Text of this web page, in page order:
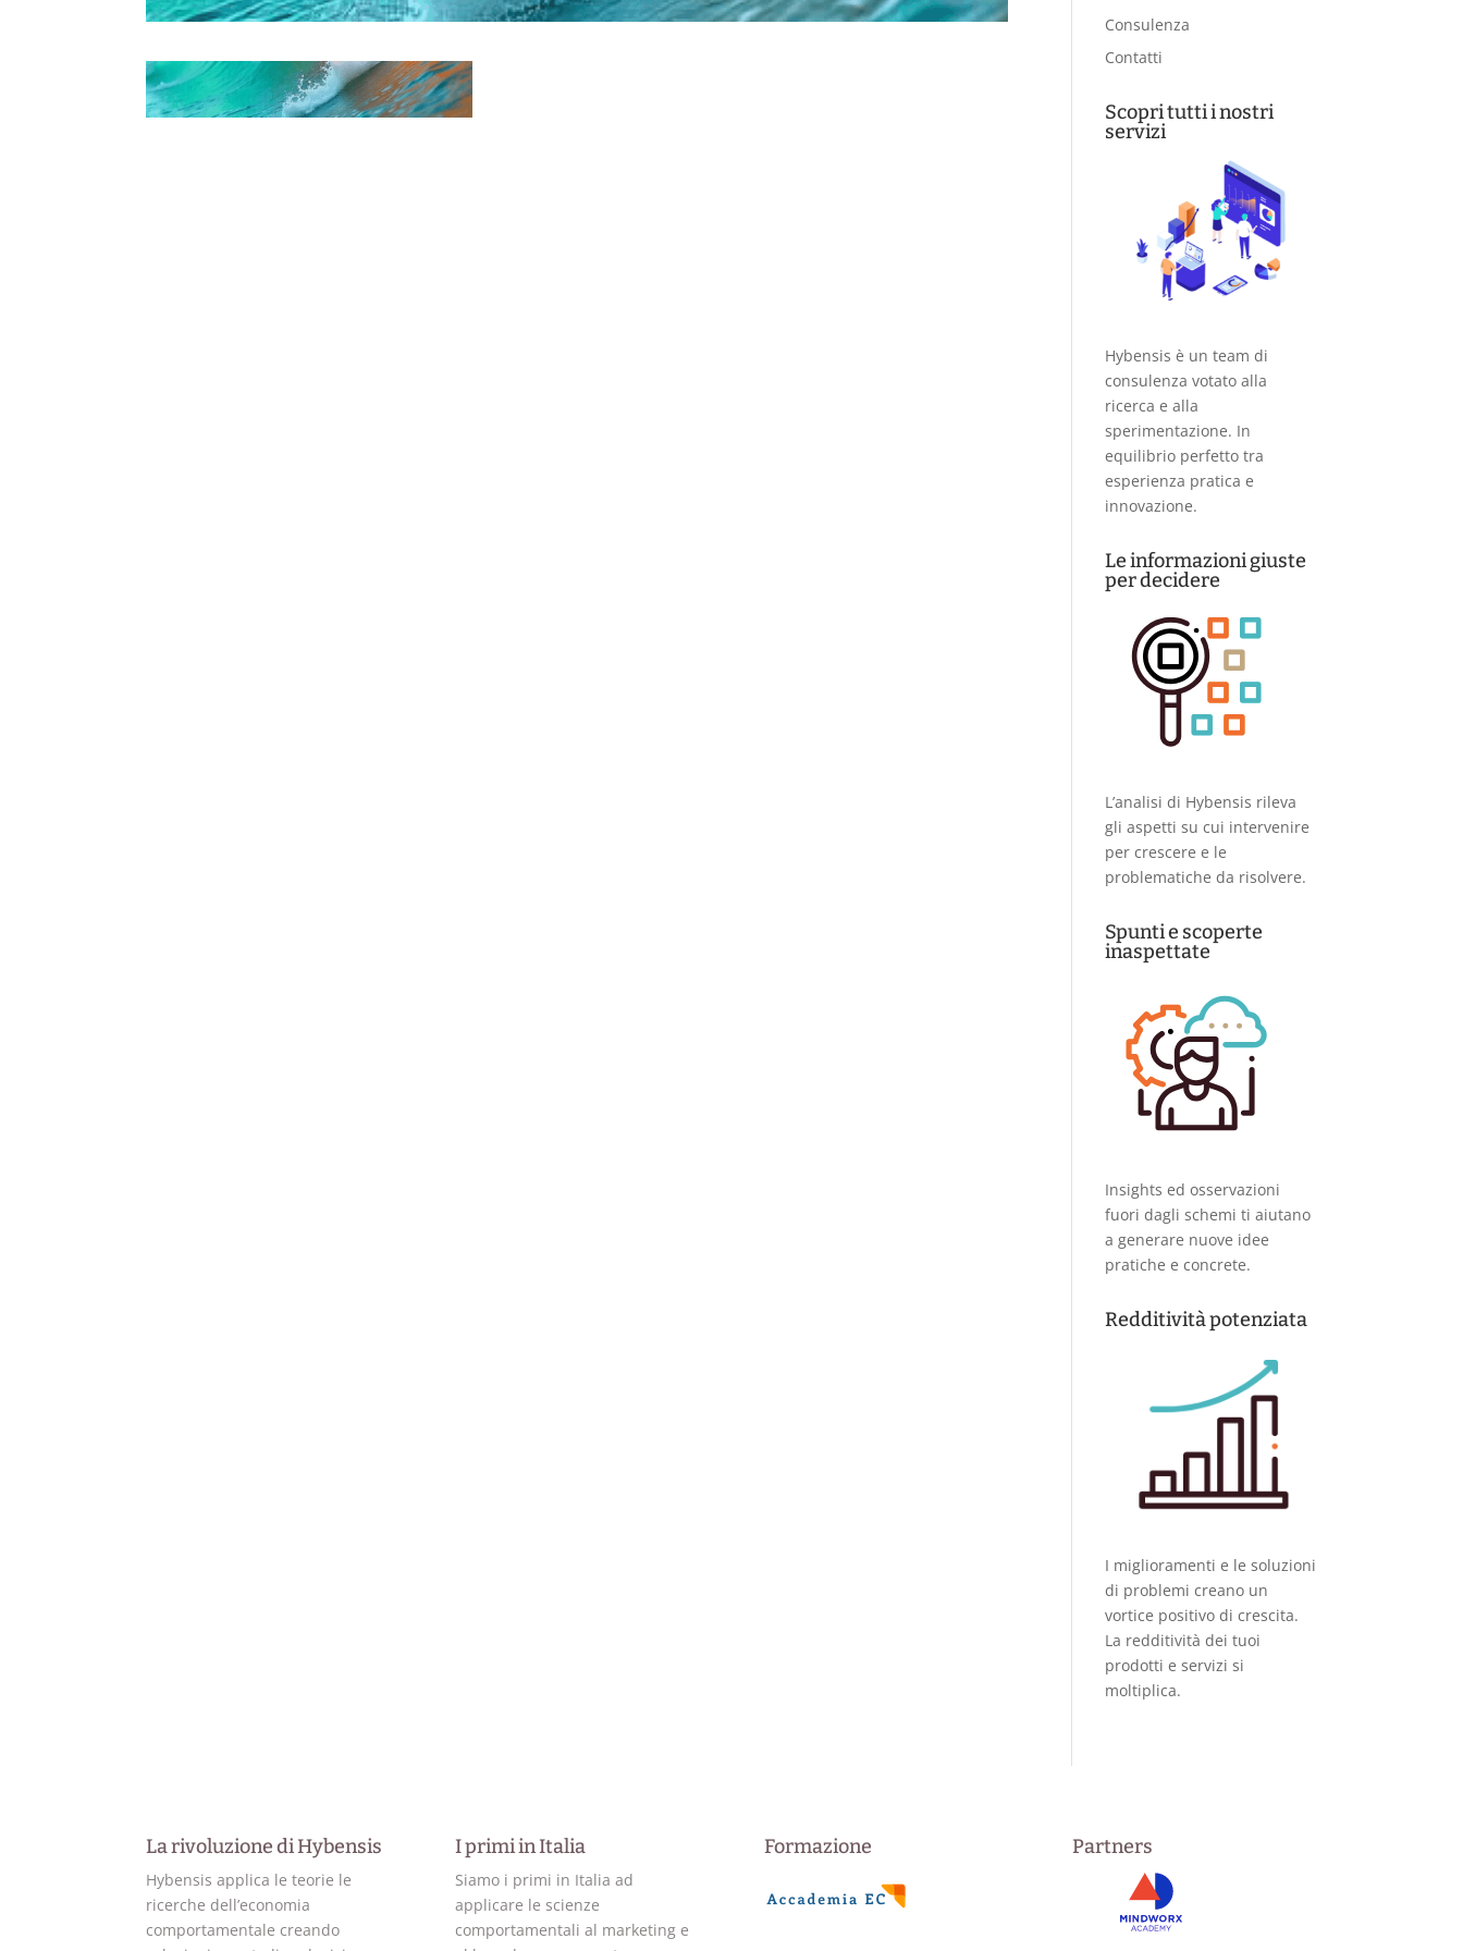
Consulenza
Contatti
Scopri tutti i nostri
servizi
Hybensis è un team di
consulenza votato alla
ricerca e alla
sperimentazione. In
equilibrio perfetto tra
esperienza pratica e
innovazione.
Le informazioni giuste
per decidere
L’analisi di Hybensis rileva
gli aspetti su cui intervenire
per crescere e le
problematiche da risolvere.
Spunti e scoperte
inaspettate
Insights ed osservazioni
fuori dagli schemi ti aiutano
a generare nuove idee
pratiche e concrete.
Redditività potenziata
I miglioramenti e le soluzioni
di problemi creano un
vortice positivo di crescita.
La redditività dei tuoi
prodotti e servizi si
moltiplica.
La rivoluzione di Hybensis
Hybensis applica le teorie le
ricerche dell’economia
comportamentale creando
I primi in Italia
Siamo i primi in Italia ad
applicare le scienze
comportamentali al marketing e
Formazione Partners